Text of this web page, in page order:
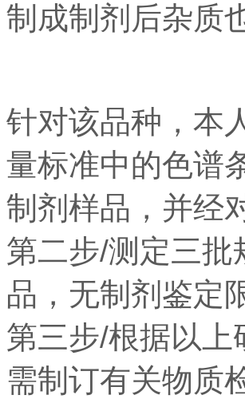
制成制剂后杂质
针对该品种，本
量标准中的色谱
制剂样品，并经
第二步/测定三
品，无制剂鉴定
第三步/根据以
需制订有关物质